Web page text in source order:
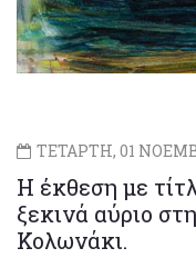
ΤΕΤΑΡΤΗ, 01
Η έκθεση με
ξεκινά αύριο
Κολωνάκι.